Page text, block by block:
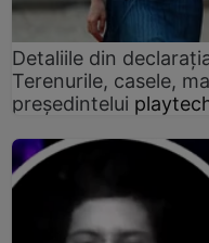
Detaliile din
Terenurile, casele,
președintelui